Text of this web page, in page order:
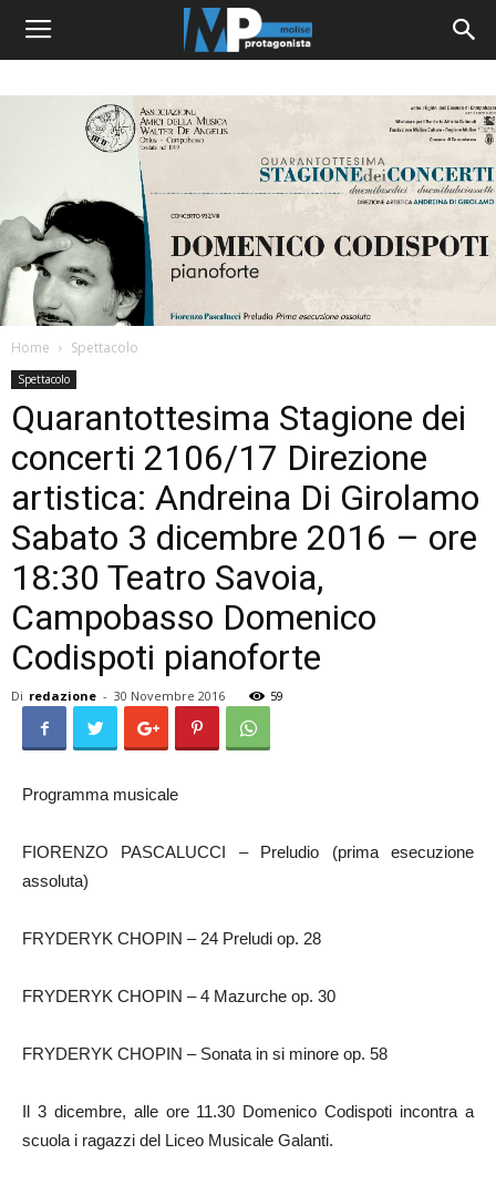
Home Spettacolo
Spettacolo
Quarantottesima Stagione dei
concerti 2106/17 Direzione
artistica: Andreina Di Girolamo
Sabato 3 dicembre 2016 – ore
18:30 Teatro Savoia,
Campobasso Domenico
Codispoti pianoforte
Di redazione - 30 Novembre 2016 59
Programma musicale
FIORENZO PASCALUCCI – Preludio (prima esecuzione
assoluta)
FRYDERYK CHOPIN – 24 Preludi op. 28
FRYDERYK CHOPIN – 4 Mazurche op. 30
FRYDERYK CHOPIN – Sonata in si minore op. 58
Il 3 dicembre, alle ore 11.30 Domenico Codispoti incontra a
scuola i ragazzi del Liceo Musicale Galanti.